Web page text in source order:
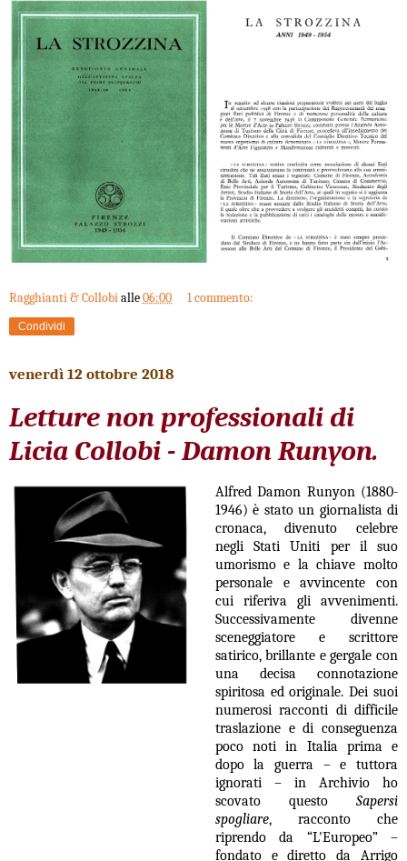
Ragghianti & Collobialle06:00 1 commento:
Condividi
venerdì 12 ottobre 2018
Letture non professionali di
Licia Collobi - Damon Runyon.
Alfred Damon Runyon (1880-
1946) è stato un giornalista di
cronaca, divenuto celebre
negli Stati Uniti per il suo
umorismo e la chiave molto
personale e avvincente con
cui riferiva gli avvenimenti.
Successivamente divenne
sceneggiatore e scrittore
satirico, brillante e gergale con
una decisa connotazione
spiritosa ed originale. Dei suoi
numerosi racconti di difficile
traslazione e di conseguenza
poco noti in Italia prima e
dopo la guerra – e tuttora
ignorati – in Archivio ho
scovato questo Sapersi
spogliare, racconto che
riprendo da “L'Europeo” –
fondato e diretto da Arrigo